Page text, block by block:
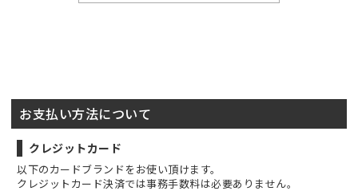
お支払い方法について
クレジットカード
以下のカードブランドをお使い頂けます。
クレジットカード決済では事務手数料は必要ありません。